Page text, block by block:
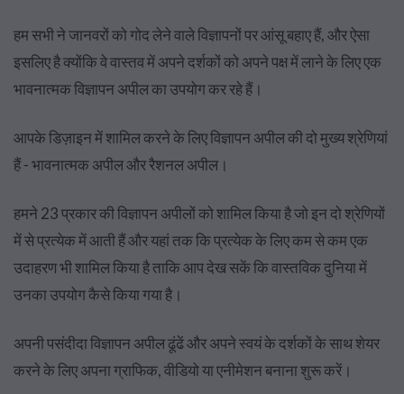
हम सभी ने जानवरों को गोद लेने वाले विज्ञापनों पर आंसू बहाए हैं, और ऐसा
इसलिए है क्योंकि वे वास्तव में अपने दर्शकों को अपने पक्ष में लाने के लिए एक
भावनात्मक विज्ञापन अपील का उपयोग कर रहे हैं।
आपके डिज़ाइन में शामिल करने के लिए विज्ञापन अपील की दो मुख्य श्रेणियां
हैं - भावनात्मक अपील और रैशनल अपील।
हमने 23 प्रकार की विज्ञापन अपीलों को शामिल किया है जो इन दो श्रेणियों
में से प्रत्येक में आती हैं और यहां तक ​​कि प्रत्येक के लिए कम से कम एक
उदाहरण भी शामिल किया है ताकि आप देख सकें कि वास्तविक दुनिया में
उनका उपयोग कैसे किया गया है।
अपनी पसंदीदा विज्ञापन अपील ढूंढें और अपने स्वयं के दर्शकों के साथ शेयर
करने के लिए अपना ग्राफिक, वीडियो या एनीमेशन बनाना शुरू करें।